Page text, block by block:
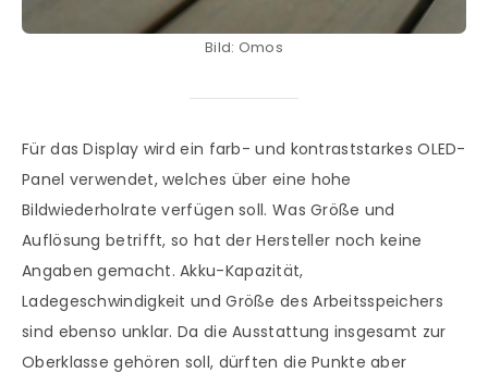
Bild: Omos
Für das Display wird ein farb- und kontraststarkes OLED-
Panel verwendet, welches über eine hohe
Bildwiederholrate verfügen soll. Was Größe und
Auflösung betrifft, so hat der Hersteller noch keine
Angaben gemacht. Akku-Kapazität,
Ladegeschwindigkeit und Größe des Arbeitsspeichers
sind ebenso unklar. Da die Ausstattung insgesamt zur
Oberklasse gehören soll, dürften die Punkte aber